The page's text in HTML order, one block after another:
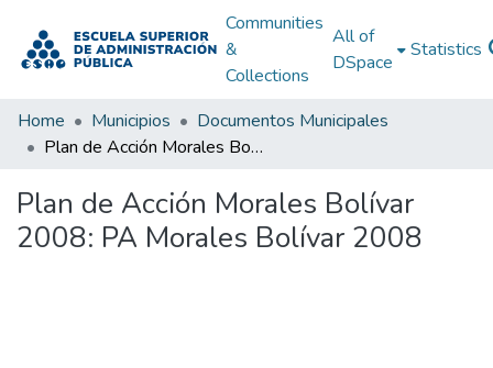
Communities
&
Collections
All of
DSpace
Statistics
Home Municipios
Documentos Municipales
Plan de Acción Morales Bolívar 2008: PA Morales Bolívar 2008
Plan de Acción Morales Bolívar
2008: PA Morales Bolívar 2008